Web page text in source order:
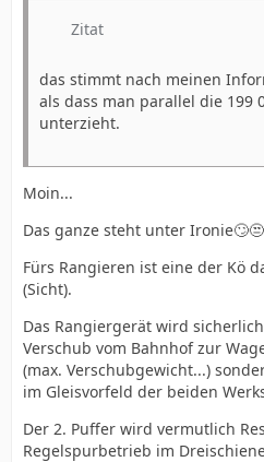
Zitat
das stimmt nach meinen
als dass man parallel die 199
unterzieht.
Moin...
Das ganze steht unter Ironie🙄😒
Fürs Rangieren ist eine der Kö
(Sicht).
Das Rangiergerät wird
Verschub vom Bahnhof zur
(max. Verschubgewicht...)
im Gleisvorfeld der beiden
Der 2. Puffer wird vermutlich
Regelspurbetrieb im